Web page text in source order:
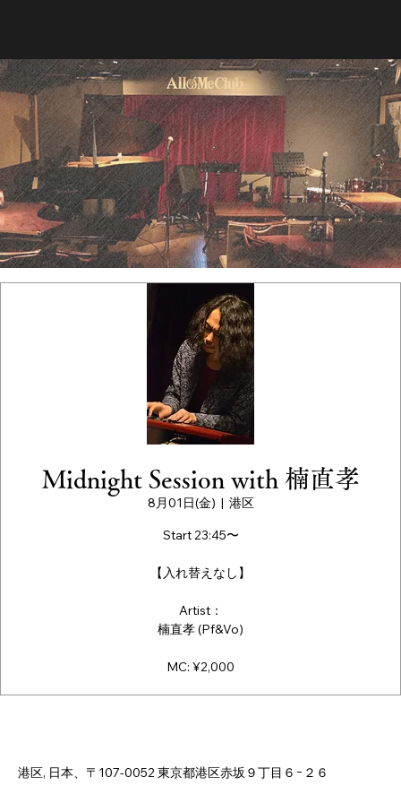
Midnight Session with 楠直孝
8月01日(金)
  |
港区
Start 23:45〜
【入れ替えなし】
Artist：
楠直孝 (Pf&Vo)
MC: ¥2,000
港区, 日本、〒107-0052 東京都港区赤坂９丁目６−２６